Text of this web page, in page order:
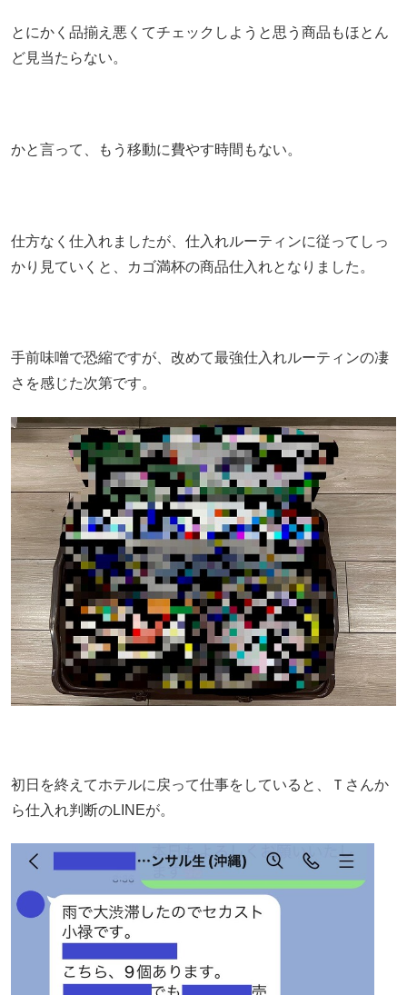
とにかく品揃え悪くてチェックしようと思う商品もほとん
ど見当たらない。
かと言って、もう移動に費やす時間もない。
仕方なく仕入れましたが、仕入れルーティンに従ってしっ
かり見ていくと、カゴ満杯の商品仕入れとなりました。
手前味噌で恐縮ですが、改めて最強仕入れルーティンの凄
さを感じた次第です。
初日を終えてホテルに戻って仕事をしていると、Ｔさんか
ら仕入れ判断のLINEが。